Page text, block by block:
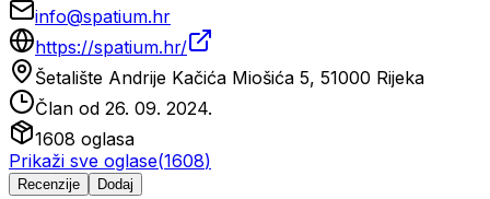
info@spatium.hr
https://spatium.hr/
Šetalište Andrije Kačića Miošića 5, 51000 Rijeka
Član od 26. 09. 2024.
1608 oglasa
Prikaži sve oglase(1608)
Recenzije Dodaj